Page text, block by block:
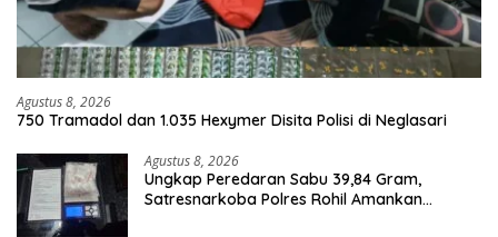
Agustus 8, 2026
750 Tramadol dan 1.035 Hexymer Disita Polisi di Neglasari
Agustus 8, 2026
Ungkap Peredaran Sabu 39,84 Gram,
Satresnarkoba Polres Rohil Amankan